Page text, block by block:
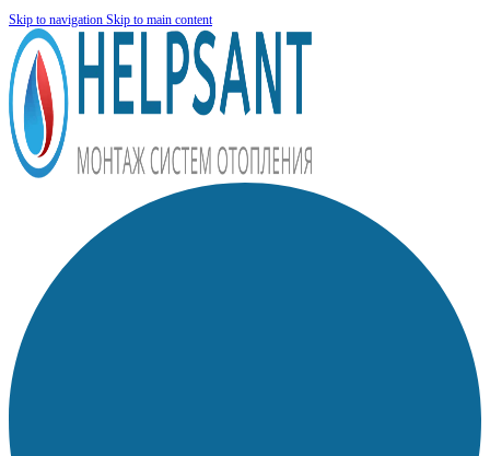
Skip to navigation Skip to main content